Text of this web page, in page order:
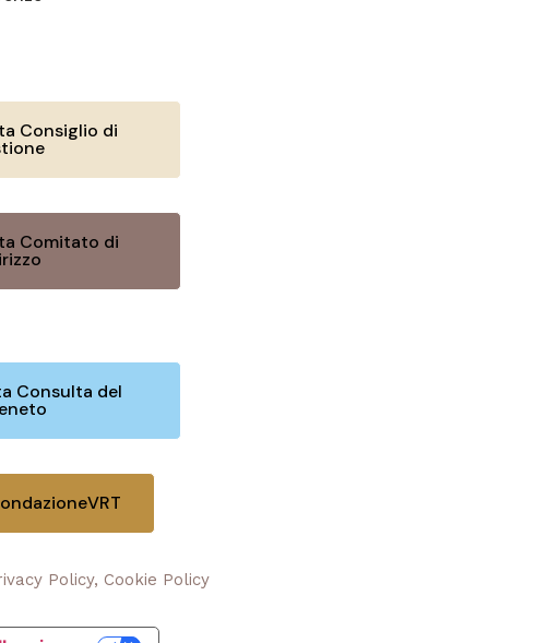
Consiglio di
Comitato di
Consulta del
Policy, Cookie Policy